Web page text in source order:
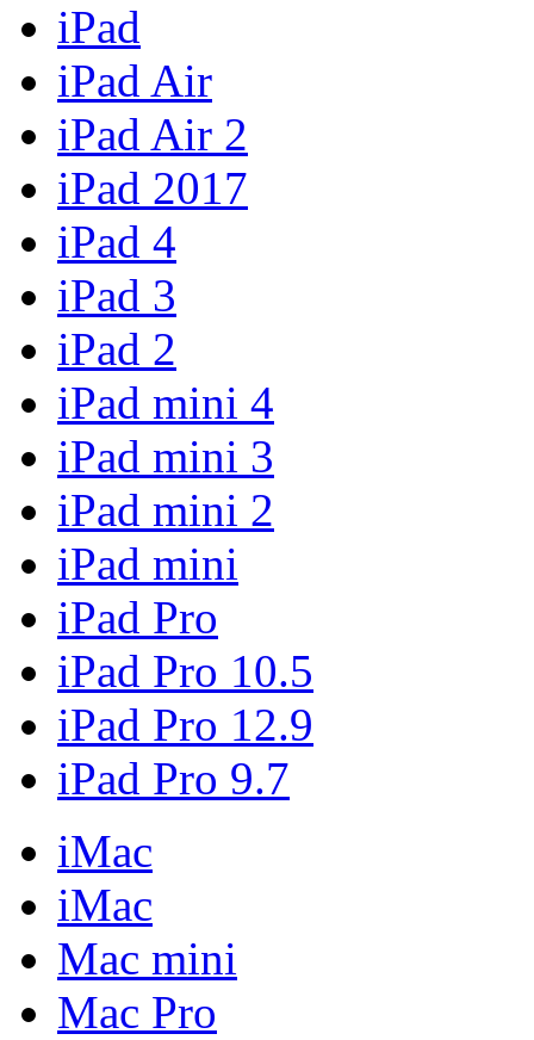
iPad
iPad Air
iPad Air 2
iPad 2017
iPad 4
iPad 3
iPad 2
iPad mini 4
iPad mini 3
iPad mini 2
iPad mini
iPad Pro
iPad Pro 10.5
iPad Pro 12.9
iPad Pro 9.7
iMac
iMac
Mac mini
Mac Pro